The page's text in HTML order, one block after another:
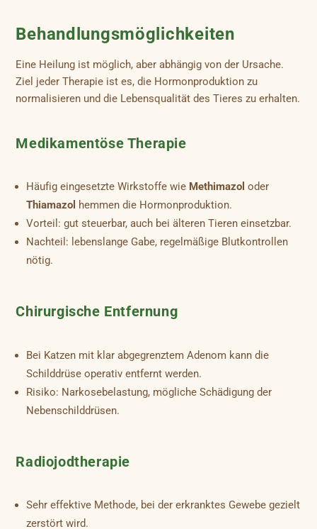
Behandlungsmöglichkeiten
Eine Heilung ist möglich, aber abhängig von der Ursache.
Ziel jeder Therapie ist es, die Hormonproduktion zu
normalisieren und die Lebensqualität des Tieres zu erhalten.
Medikamentöse Therapie
Häufig eingesetzte Wirkstoffe wie Methimazol oder
Thiamazol hemmen die Hormonproduktion.
Vorteil: gut steuerbar, auch bei älteren Tieren einsetzbar.
Nachteil: lebenslange Gabe, regelmäßige Blutkontrollen
nötig.
Chirurgische Entfernung
Bei Katzen mit klar abgegrenztem Adenom kann die
Schilddrüse operativ entfernt werden.
Risiko: Narkosebelastung, mögliche Schädigung der
Nebenschilddrüsen.
Radiojodtherapie
Sehr effektive Methode, bei der erkranktes Gewebe gezielt
zerstört wird.